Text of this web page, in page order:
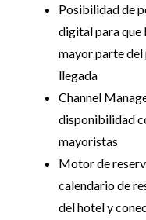
Posibilidad de
digital para que
mayor parte del
llegada
Channel
disponibilidad
mayoristas
Motor de
calendario de
del hotel y